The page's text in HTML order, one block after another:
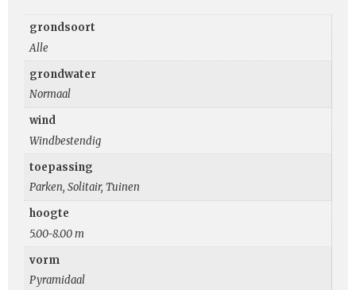
grondsoort
Alle
grondwater
Normaal
wind
Windbestendig
toepassing
Parken, Solitair, Tuinen
hoogte
5.00-8.00 m
vorm
Pyramidaal